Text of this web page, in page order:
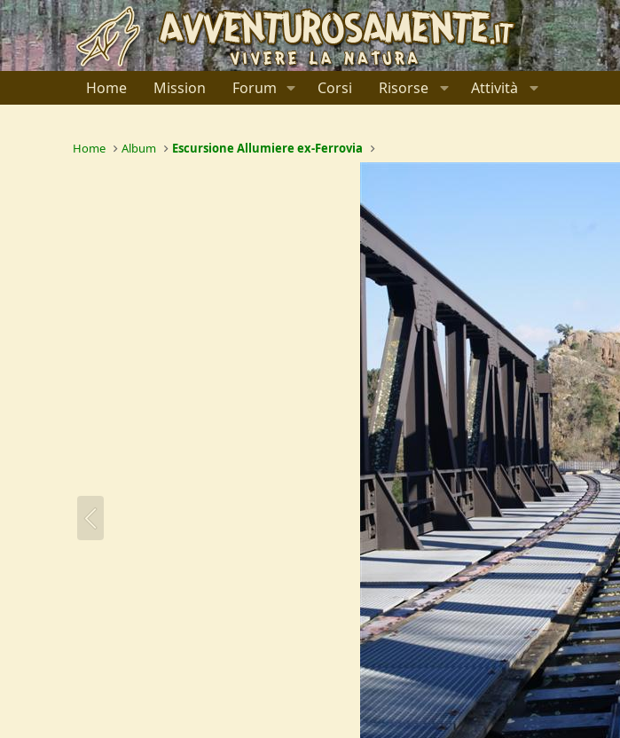
Home Mission Forum Corsi Risorse Attività
Home Album Escursione Allumiere ex-Ferrovia